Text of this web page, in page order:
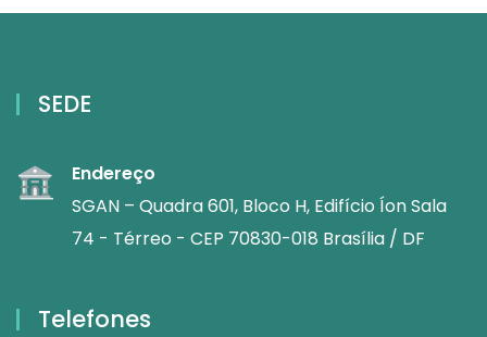
SEDE
Endereço
SGAN – Quadra 601, Bloco H, Edifício Íon Sala
74 - Térreo - CEP 70830-018 Brasília / DF
Telefones